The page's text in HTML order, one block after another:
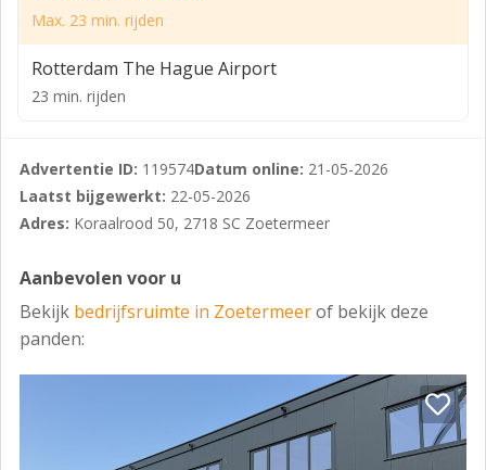
Planstatus : onherroepelijk (27-03-2013)
Enkelbestemming : bedrijventerrein
Maatvoering : maximum bouwhoogte 25 m
INDELING + OPLEVERINGSNIVEAU
ca. 155 m², als volgt ingedeeld:
- begane grond : 61,9 m²
- eerste verdieping : 60,3 m²
Het object heeft een dakterras van 24,6 m².
Bij het object behoren 3 eigen parkeerplaatsen.
Max. 23 min. rijden
Rotterdam The Hague Airport
23 min. rijden
Advertentie ID: 119574Datum online: 21-05-2026
Laatst bijgewerkt: 22-05-2026
Adres: Koraalrood 50, 2718 SC Zoetermeer
Aanbevolen voor u
Bekijk bedrijfsruimte in Zoetermeerof bekijk deze
panden: